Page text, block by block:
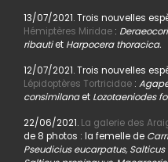
13/07/2021. Trois nouvelles
Hémiptères Miridae:
ribautiet Harpocera thoracica.
12/07/2021. Trois nouvelles
Lépidoptères Tortricidae:
consimilanaet Lozotaeniodes
22/06/2021. La galerie des
de 8 photos : la femelle de
Pseudicius eucarpatus,